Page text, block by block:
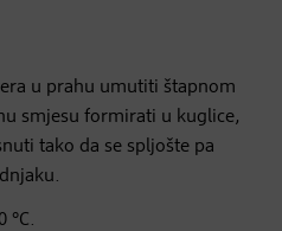
u prahu umutiti štapnom
smjesu formirati u kuglice,
tako da se spljošte pa
°C.